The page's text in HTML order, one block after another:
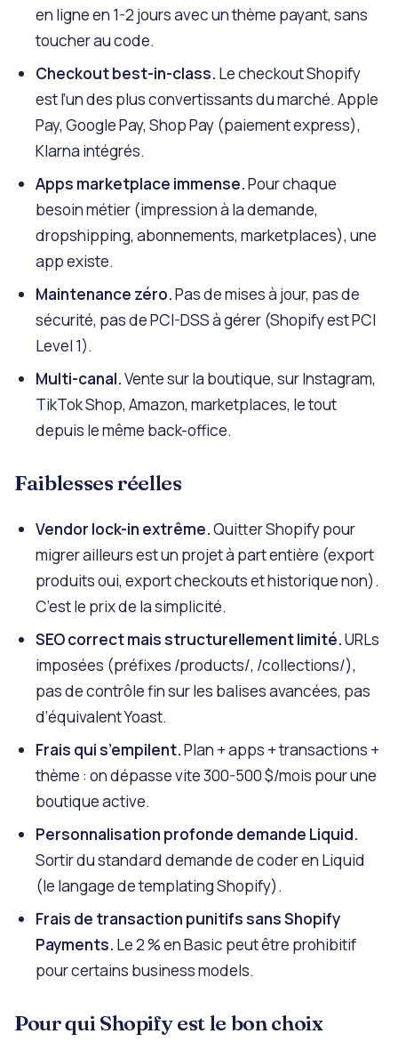
en ligne en 1-2 jours avec un thème payant, sans
toucher au code.
Checkout best-in-class. Le checkout Shopify
est l’un des plus convertissants du marché. Apple
Pay, Google Pay, Shop Pay (paiement express),
Klarna intégrés.
Apps marketplace immense.Pour chaque
besoin métier (impression à la demande,
dropshipping, abonnements, marketplaces), une
app existe.
Maintenance zéro.Pas de mises à jour, pas de
sécurité, pas de PCI-DSS à gérer (Shopify est PCI
Level 1).
Multi-canal.Vente sur la boutique, sur Instagram,
TikTok Shop, Amazon, marketplaces, le tout
depuis le même back-office.
Faiblesses réelles
Vendor lock-in extrême.Quitter Shopify pour
migrer ailleurs est un projet à part entière (export
produits oui, export checkouts et historique non).
C’est le prix de la simplicité.
SEO correct mais structurellement limité.URLs
imposées (préfixes /products/, /collections/),
pas de contrôle fin sur les balises avancées, pas
d’équivalent Yoast.
Frais qui s’empilent.Plan + apps + transactions +
thème : on dépasse vite 300-500 $/mois pour une
boutique active.
Personnalisation profonde demande Liquid.
Sortir du standard demande de coder en Liquid
(le langage de templating Shopify).
Frais de transaction punitifs sans Shopify
Payments. Le 2 % en Basic peut être prohibitif
pour certains business models.
Pour qui Shopify est le bon choix